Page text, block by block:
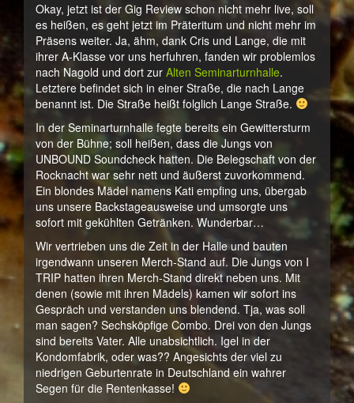
Okay, jetzt ist der Gig Review schon nicht mehr live, soll
es heißen, es geht jetzt im Präteritum und nicht mehr im
Präsens weiter. Ja, ähm, dank Cris und Lange, die mit
ihrer A-Klasse vor uns herfuhren, fanden wir problemlos
nach Nagold und dort zur Alten Seminarturnhalle.
Letztere befindet sich in einer Straße, die nach Lange
benannt ist. Die Straße heißt folglich Lange Straße.
In der Seminarturnhalle fegte bereits ein Gewittersturm
von der Bühne; soll heißen, dass die Jungs von
UNBOUND Soundcheck hatten. Die Belegschaft von der
Rocknacht war sehr nett und äußerst zuvorkommend.
Ein blondes Mädel namens Kati empfing uns, übergab
uns unsere Backstageausweise und umsorgte uns
sofort mit gekühlten Getränken. Wunderbar…
Wir vertrieben uns die Zeit in der Halle und bauten
irgendwann unseren Merch-Stand auf. Die Jungs von I
TRIP hatten ihren Merch-Stand direkt neben uns. Mit
denen (sowie mit ihren Mädels) kamen wir sofort ins
Gespräch und verstanden uns blendend. Tja, was soll
man sagen? Sechsköpfige Combo. Drei von den Jungs
sind bereits Vater. Alle unabsichtlich. Igel in der
Kondomfabrik, oder was?? Angesichts der viel zu
niedrigen Geburtenrate in Deutschland ein wahrer
Segen für die Rentenkasse!